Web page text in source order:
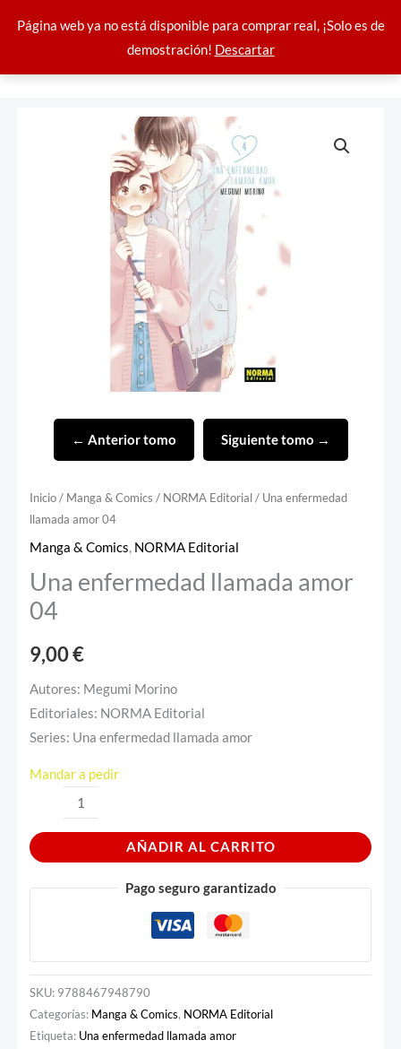
Página web ya no está disponible para comprar real, ¡Solo es de
demostración! Descartar
← Anterior tomo Siguiente tomo →
Inicio/ Manga & Comics / NORMA Editorial/ Una enfermedad
llamada amor 04
Manga & Comics, NORMA Editorial
Una enfermedad llamada amor
04
9,00€
Autores: Megumi Morino
Editoriales: NORMA Editorial
Series: Una enfermedad llamada amor
Mandar a pedir
AÑADIR AL CARRITO
Pago seguro garantizado
SKU: 9788467948790
Categorías: Manga & Comics, NORMA Editorial
Etiqueta: Una enfermedad llamada amor